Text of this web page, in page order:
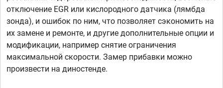
отключение EGR или кислородного датчика (лямбда
зонда), и ошибок по ним, что позволяет сэкономить на
их замене и ремонте, и другие дополнительные опции и
модификации, например снятие ограничения
максимальной скорости. Замер прибавки можно
произвести на диностенде.